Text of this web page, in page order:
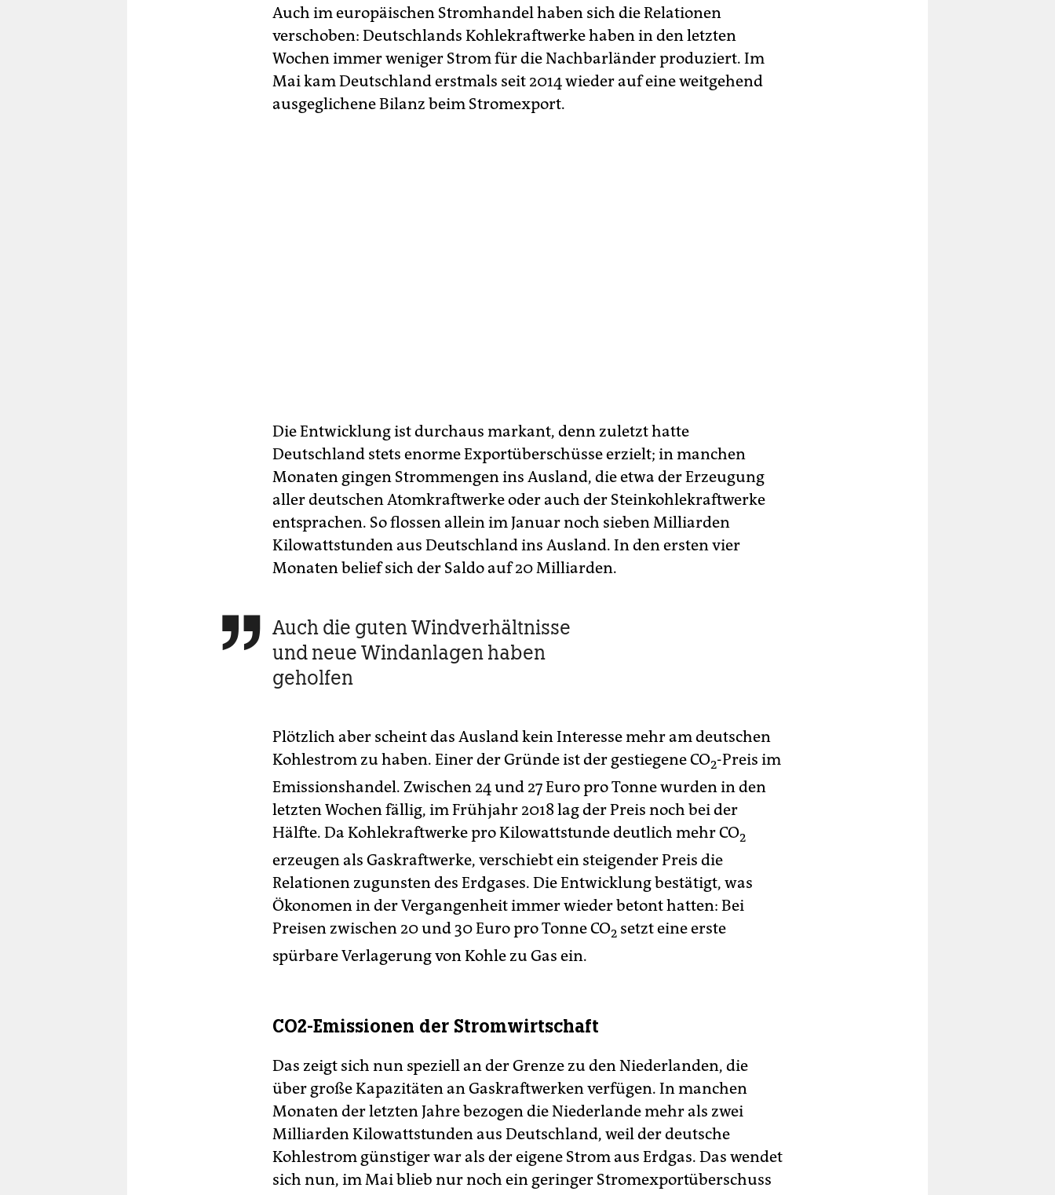
Auch im europäischen Stromhandel haben sich die Relationen
verschoben: Deutschlands Kohlekraftwerke haben in den letzten
Wochen immer weniger Strom für die Nachbarländer produziert. Im
Mai kam Deutschland erstmals seit 2014 wieder auf eine weitgehend
ausgeglichene Bilanz beim Stromexport.
Die Entwicklung ist durchaus markant, denn zuletzt hatte
Deutschland stets enorme Exportüberschüsse erzielt; in manchen
Monaten gingen Strommengen ins Ausland, die etwa der Erzeugung
aller deutschen Atomkraftwerke oder auch der Steinkohlekraftwerke
entsprachen. So flossen allein im Januar noch sieben Milliarden
Kilowattstunden aus Deutschland ins Ausland. In den ersten vier
Monaten belief sich der Saldo auf 20 Milliarden.
 Auch die guten Windverhältnisse
und neue Windanlagen haben
geholfen
Plötzlich aber scheint das Ausland kein Interesse mehr am deutschen
Kohlestrom zu haben. Einer der Gründe ist der gestiegene CO2-Preis im
Emissionshandel. Zwischen 24 und 27 Euro pro Tonne wurden in den
letzten Wochen fällig, im Frühjahr 2018 lag der Preis noch bei der
Hälfte. Da Kohlekraftwerke pro Kilowattstunde deutlich mehr CO2
erzeugen als Gaskraftwerke, verschiebt ein steigender Preis die
Relationen zugunsten des Erdgases. Die Entwicklung bestätigt, was
Ökonomen in der Vergangenheit immer wieder betont hatten: Bei
Preisen zwischen 20 und 30 Euro pro Tonne CO2 setzt eine erste
spürbare Verlagerung von Kohle zu Gas ein.
CO2-Emissionen der Stromwirtschaft
Das zeigt sich nun speziell an der Grenze zu den Niederlanden, die
über große Kapazitäten an Gaskraftwerken verfügen. In manchen
Monaten der letzten Jahre bezogen die Niederlande mehr als zwei
Milliarden Kilowattstunden aus Deutschland, weil der deutsche
Kohlestrom günstiger war als der eigene Strom aus Erdgas. Das wendet
sich nun, im Mai blieb nur noch ein geringer Stromexportüberschuss